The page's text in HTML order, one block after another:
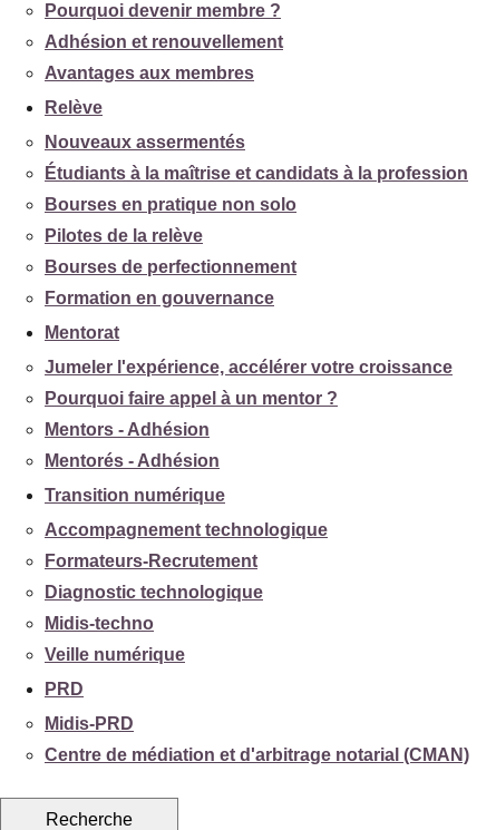
Pourquoi devenir membre ?
Adhésion et renouvellement
Avantages aux membres
Relève
Nouveaux assermentés
Étudiants à la maîtrise et candidats à la profession
Bourses en pratique non solo
Pilotes de la relève
Bourses de perfectionnement
Formation en gouvernance
Mentorat
Jumeler l'expérience, accélérer votre croissance
Pourquoi faire appel à un mentor ?
Mentors - Adhésion
Mentorés - Adhésion
Transition numérique
Accompagnement technologique
Formateurs-Recrutement
Diagnostic technologique
Midis-techno
Veille numérique
PRD
Midis-PRD
Centre de médiation et d'arbitrage notarial (CMAN)
Recherche